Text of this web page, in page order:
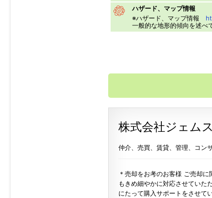
ハザード、マップ情報
※ハザード、マップ情報
一般的な地形的傾向を述べ
株式会社ジェム
仲介、売買、賃貸、管理、コン
＊売却をお考のお客様 ご売却
もきめ細やかに対応させていた
にたって購入サポートをさせて